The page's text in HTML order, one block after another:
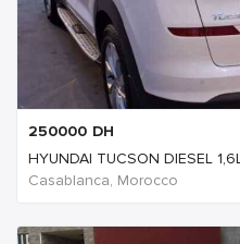
250000 DH
HYUNDAI TUCSON DIESEL
Casablanca, Morocco